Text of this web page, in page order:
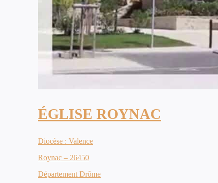
ÉGLISE ROYNAC
Diocèse : Valence
Roynac – 26450
Département Drôme